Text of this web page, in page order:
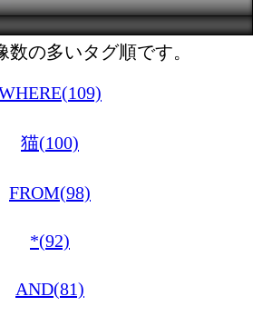
の多いタグ順です。
猫(100)
FROM(98)
*(92)
AND(81)